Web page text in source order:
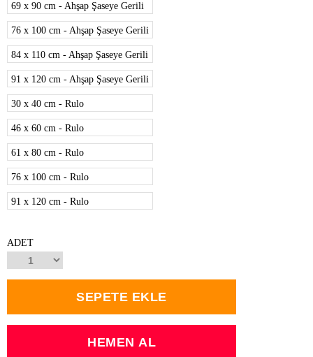
69 x 90 cm - Ahşap Şaseye Gerili
76 x 100 cm - Ahşap Şaseye Gerili
84 x 110 cm - Ahşap Şaseye Gerili
91 x 120 cm - Ahşap Şaseye Gerili
30 x 40 cm - Rulo
46 x 60 cm - Rulo
61 x 80 cm - Rulo
76 x 100 cm - Rulo
91 x 120 cm - Rulo
ADET